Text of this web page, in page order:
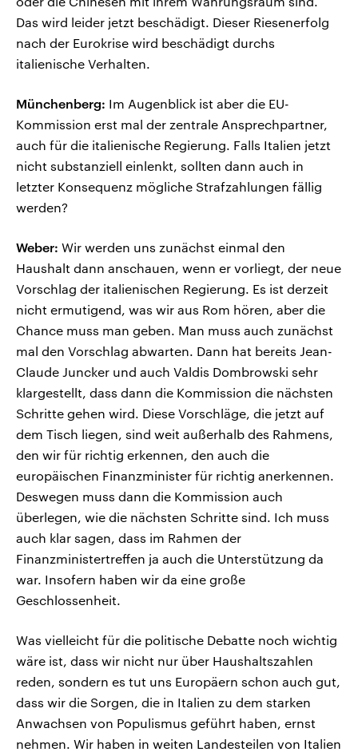
Das wird leider jetzt beschädigt. Dieser Riesenerfolg
nach der Eurokrise wird beschädigt durchs
italienische Verhalten.
Münchenberg: Im Augenblick ist aber die EU-
Kommission erst mal der zentrale Ansprechpartner,
auch für die italienische Regierung. Falls Italien jetzt
nicht substanziell einlenkt, sollten dann auch in
letzter Konsequenz mögliche Strafzahlungen fällig
werden?
Weber: Wir werden uns zunächst einmal den
Haushalt dann anschauen, wenn er vorliegt, der neue
Vorschlag der italienischen Regierung. Es ist derzeit
nicht ermutigend, was wir aus Rom hören, aber die
Chance muss man geben. Man muss auch zunächst
mal den Vorschlag abwarten. Dann hat bereits Jean-
Claude Juncker und auch Valdis Dombrowski sehr
klargestellt, dass dann die Kommission die nächsten
Schritte gehen wird. Diese Vorschläge, die jetzt auf
dem Tisch liegen, sind weit außerhalb des Rahmens,
den wir für richtig erkennen, den auch die
europäischen Finanzminister für richtig anerkennen.
Deswegen muss dann die Kommission auch
überlegen, wie die nächsten Schritte sind. Ich muss
auch klar sagen, dass im Rahmen der
Finanzministertreffen ja auch die Unterstützung da
war. Insofern haben wir da eine große
Geschlossenheit.
Was vielleicht für die politische Debatte noch wichtig
wäre ist, dass wir nicht nur über Haushaltszahlen
reden, sondern es tut uns Europäern schon auch gut,
dass wir die Sorgen, die in Italien zu dem starken
Anwachsen von Populismus geführt haben, ernst
nehmen. Wir haben in weiten Landesteilen von Italien